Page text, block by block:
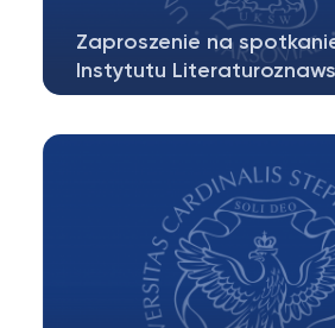
Zaproszenie na
Instytutu
dniu 27 maja 2025 r. gościć